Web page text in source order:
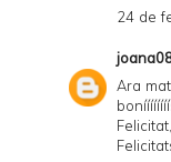
24 de
Ara